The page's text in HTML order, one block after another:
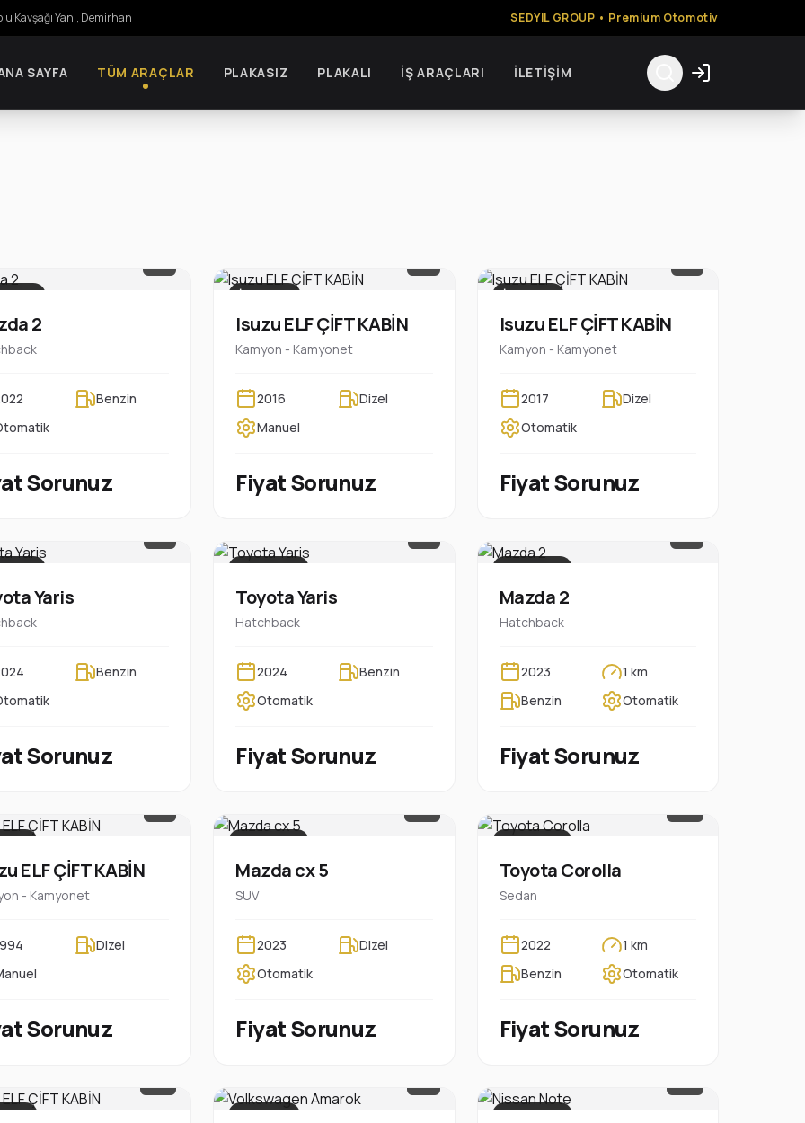
Kavşağı Yanı, Demirhan SEDYIL GROUP • Premium Otomotiv
SAYFA TÜM ARAÇLAR PLAKASIZ PLAKALI İŞ ARAÇLARI İLETIŞIM
2
Benzin
Sorunuz
İŞ ARACI
Isuzu ELF ÇİFT KABİN
Kamyon - Kamyonet
2016
Dizel
Manuel
Fiyat Sorunuz
İŞ ARACI
Isuzu ELF ÇİFT KABİN
Kamyon - Kamyonet
2017
Dizel
Otomatik
Fiyat Sorunuz
Yaris
Benzin
Sorunuz
PLAKASIZ
Toyota Yaris
Hatchback
2024
Benzin
Otomatik
Fiyat Sorunuz
PLAKASIZ
Mazda 2
Hatchback
2023
1 km
Benzin
Otomatik
Fiyat Sorunuz
ELF ÇİFT KABİN
- Kamyonet
Dizel
Sorunuz
PLAKASIZ
Mazda cx 5
SUV
2023
Dizel
Otomatik
Fiyat Sorunuz
PLAKASIZ
Toyota Corolla
Sedan
2022
1 km
Benzin
Otomatik
Fiyat Sorunuz
PLAKALI PLAKASIZ